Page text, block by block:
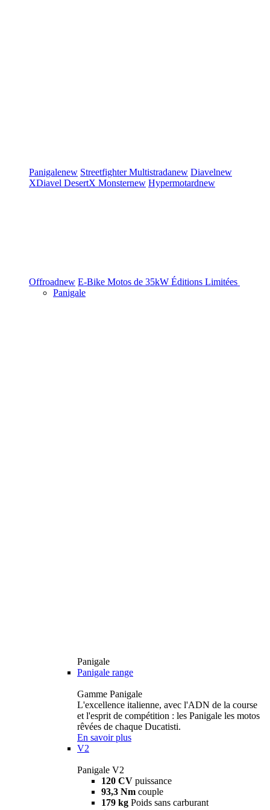
Panigalenew StreetfighterMultistradanew Diavelnew
XDiavel DesertX Monsternew Hypermotardnew
Offroadnew E-Bike Motos de 35kW Éditions Limitées
Panigale
Panigale
Panigale range
Gamme Panigale
L'excellence italienne, avec l'ADN de la course
et l'esprit de compétition : les Panigale les motos
rêvées de chaque Ducatisti.
En savoir plus
V2
Panigale V2
120 CV puissance
93,3 Nm couple
179 kg Poids sans carburant